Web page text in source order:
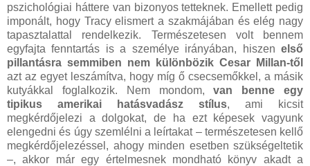
pszichológiai háttere van bizonyos tetteknek. Emellett pedig
imponált, hogy Tracy elismert a szakmájában és elég nagy
tapasztalattal rendelkezik. Természetesen volt bennem
egyfajta fenntartás is a személye irányában, hiszen első
pillantásra semmiben nem különbözik Cesar Millan-től
azt az egyet leszámítva, hogy míg ő csecsemőkkel, a másik
kutyákkal foglalkozik. Nem mondom,van benne egy
tipikus amerikai hatásvadász stílus, ami kicsit
megkérdőjelezi a dolgokat, de ha ezt képesek vagyunk
elengedni és úgy szemlélni a leírtakat – természetesen kellő
megkérdőjelezéssel, ahogy minden esetben szükségeltetik
–, akkor már egy értelmesnek mondható könyv akadt a